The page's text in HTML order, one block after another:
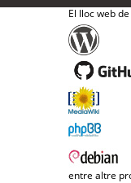
El lloc web
entre altre